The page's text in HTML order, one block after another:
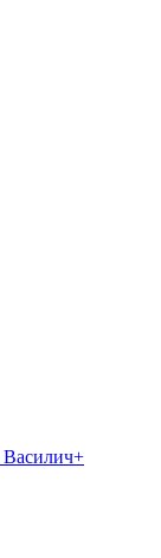
Василич+